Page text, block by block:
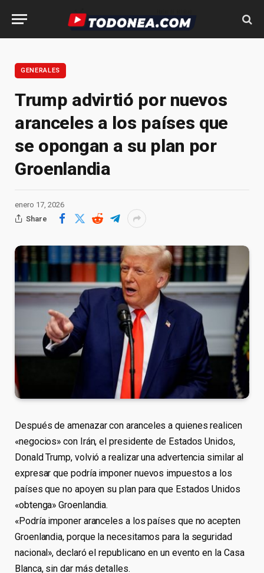
GENERALES
Trump advirtió por nuevos
aranceles a los países que
se opongan a su plan por
Groenlandia
enero 17, 2026
Share
Después de amenazar con aranceles a quienes realicen
«negocios» con Irán, el presidente de Estados Unidos,
Donald Trump, volvió a realizar una advertencia similar al
expresar que podría imponer nuevos impuestos a los
países que no apoyen su plan para que Estados Unidos
«obtenga» Groenlandia.
«Podría imponer aranceles a los países que no acepten
Groenlandia, porque la necesitamos para la seguridad
nacional», declaró el republicano en un evento en la Casa
Blanca, sin dar más detalles.